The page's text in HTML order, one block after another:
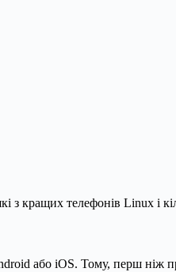
телефонів Linux і
або iOS. Тому, перш ніж